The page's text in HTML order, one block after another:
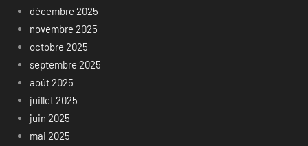
décembre 2025
novembre 2025
octobre 2025
septembre 2025
août 2025
juillet 2025
juin 2025
mai 2025